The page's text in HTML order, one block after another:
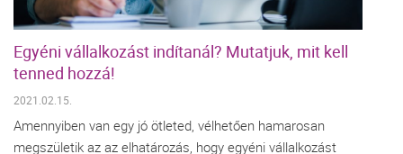
Egyéni vállalkozást indítanál? Mutatjuk, mit kell
tenned hozzá!
2021.02.15.
Amennyiben van egy jó ötleted, vélhetően hamarosan
megszületik az az elhatározás, hogy egyéni vállalkozást